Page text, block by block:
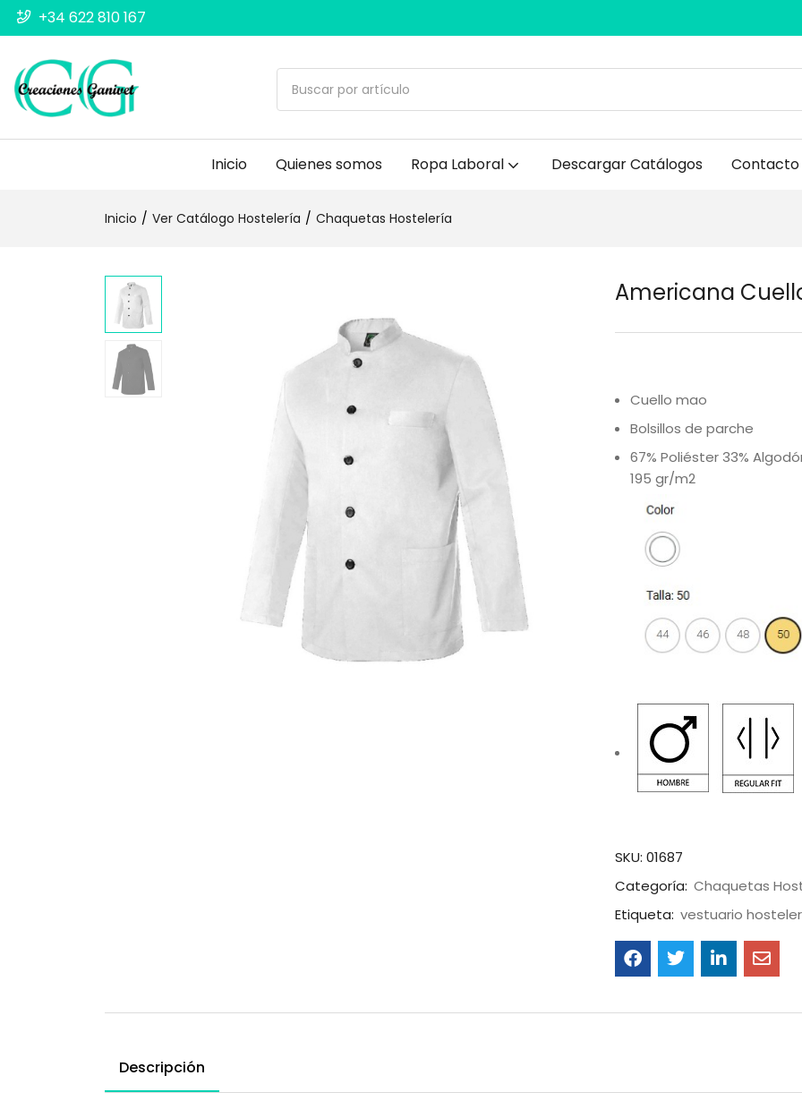
+34 622 810 167
Inicio Quienes somos Ropa Laboral Descargar Catálogos Contacto
Inicio Ver Catálogo Hostelería Chaquetas Hostelería
Americana
Cuello mao
Bolsillos de parche
67% Poliéster 33%
195 gr/m2
SKU: 01687
Categoría: Chaquetas
Etiqueta: vestuario
Descripción